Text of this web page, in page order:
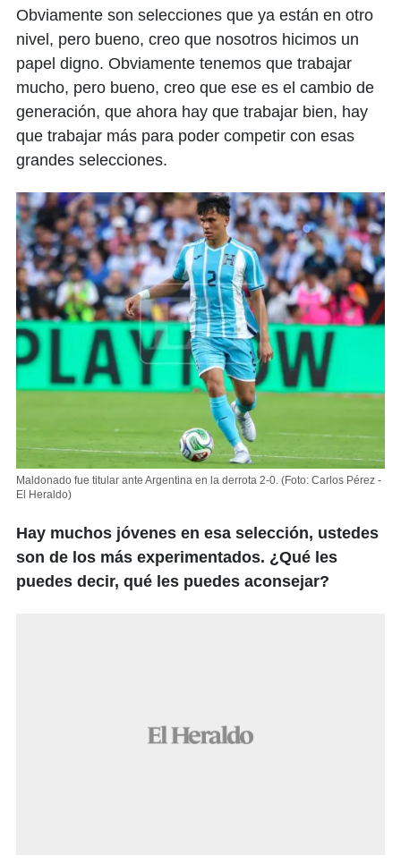
Obviamente son selecciones que ya están en otro
nivel, pero bueno, creo que nosotros hicimos un
papel digno. Obviamente tenemos que trabajar
mucho, pero bueno, creo que ese es el cambio de
generación, que ahora hay que trabajar bien, hay
que trabajar más para poder competir con esas
grandes selecciones.
Maldonado fue titular ante Argentina en la derrota 2-0. (Foto: Carlos Pérez -
El Heraldo)
Hay muchos jóvenes en esa selección, ustedes
son de los más experimentados. ¿Qué les
puedes decir, qué les puedes aconsejar?